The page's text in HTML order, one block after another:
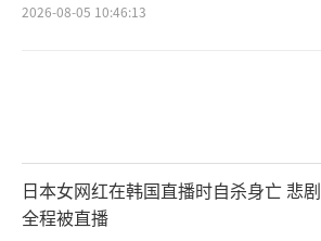
2026-08-05 10:46:13
日本女网红在韩国直播时自杀身亡 悲剧
全程被直播